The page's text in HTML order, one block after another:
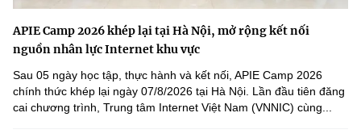
APIE Camp 2026 khép lại tại Hà Nội, mở rộng kết nối
nguồn nhân lực Internet khu vực
Sau 05 ngày học tập, thực hành và kết nối, APIE Camp 2026
chính thức khép lại ngày 07/8/2026 tại Hà Nội. Lần đầu tiên đăng
cai chương trình, Trung tâm Internet Việt Nam (VNNIC) cùng...